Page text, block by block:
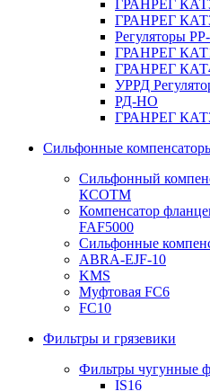
ГРАНРЕГ
ГРАНРЕГ
Регуляторы
ГРАНРЕГ
ГРАНРЕГ
УРРД
РД-НО
ГРАНРЕГ
Сильфонные
Сильфонный
КСОТM
Компенсатор
FAF5000
Сильфонные
ABRA-EJF-10
KMS
Муфтовая FC6
FC10
Фильтры и грязевики
Фильтры чугунные
IS16